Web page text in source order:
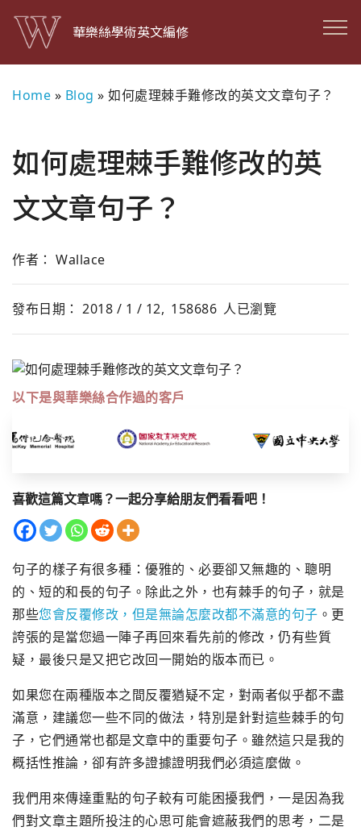
華樂絲學術英文編修
Home » Blog » 如何處理棘手難修改的英文文章句子？
如何處理棘手難修改的英
文文章句子？
作者： Wallace
發布日期： 2018 / 1 / 12, 158686 人已瀏覽
以下是與華樂絲合作過的客戶
喜歡這篇文章嗎？一起分享給朋友們看看吧！
句子的樣子有很多種：優雅的、必要卻又無趣的、聰明
的、 短的和長的句子。除此之外，也有棘手的句子， 就是
那些您會反覆修改，但是無論怎麼改都不滿意的句子 。 更
誇張的是當您過一陣子再回來看先前的修改，仍有些質
疑， 最後只是又把它改回一開始的版本而已。
如果您在兩種版本之間反覆猶疑不定，對兩者似乎都不盡
滿意， 建議您一些不同的做法，特別是針對這些棘手的句
子， 它們通常也都是文章中的重要句子。雖然這只是我的
概括性推論， 卻有許多證據證明我們必須這麼做。
我們用來傳達重點的句子較有可能困擾我們， 一是因為我
們對文章主題所投注的心思可能會遮蔽我們的思考， 二是